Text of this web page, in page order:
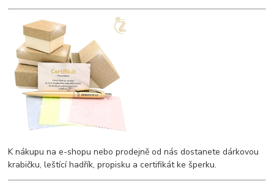
K nákupu na e-shopu nebo prodejně od nás dostanete dárkovou
krabičku, leštící hadřík, propisku a certifikát ke šperku.